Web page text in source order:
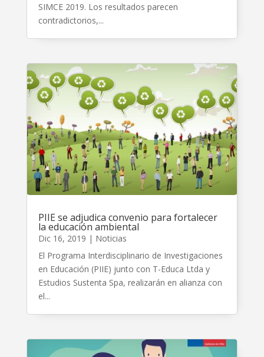
SIMCE 2019. Los resultados parecen
contradictorios,...
PIIE se adjudica convenio para fortalecer
la educación ambiental
Dic 16, 2019 | Noticias
El Programa Interdisciplinario de Investigaciones
en Educación (PIIE) junto con T-Educa Ltda y
Estudios Sustenta Spa, realizarán en alianza con
el...